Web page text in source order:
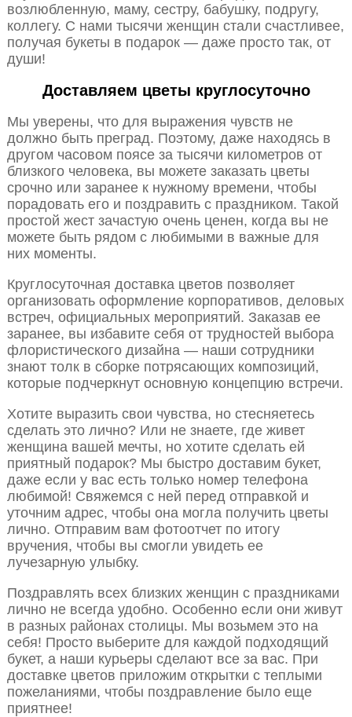
возлюбленную, маму, сестру, бабушку, подругу,
коллегу. С нами тысячи женщин стали счастливее,
получая букеты в подарок — даже просто так, от
души!
Доставляем цветы круглосуточно
Мы уверены, что для выражения чувств не
должно быть преград. Поэтому, даже находясь в
другом часовом поясе за тысячи километров от
близкого человека, вы можете заказать цветы
срочно или заранее к нужному времени, чтобы
порадовать его и поздравить с праздником. Такой
простой жест зачастую очень ценен, когда вы не
можете быть рядом с любимыми в важные для
них моменты.
Круглосуточная доставка цветов позволяет
организовать оформление корпоративов, деловых
встреч, официальных мероприятий. Заказав ее
заранее, вы избавите себя от трудностей выбора
флористического дизайна — наши сотрудники
знают толк в сборке потрясающих композиций,
которые подчеркнут основную концепцию встречи.
Хотите выразить свои чувства, но стесняетесь
сделать это лично? Или не знаете, где живет
женщина вашей мечты, но хотите сделать ей
приятный подарок? Мы быстро доставим букет,
даже если у вас есть только номер телефона
любимой! Свяжемся с ней перед отправкой и
уточним адрес, чтобы она могла получить цветы
лично. Отправим вам фотоотчет по итогу
вручения, чтобы вы смогли увидеть ее
лучезарную улыбку.
Поздравлять всех близких женщин с праздниками
лично не всегда удобно. Особенно если они живут
в разных районах столицы. Мы возьмем это на
себя! Просто выберите для каждой подходящий
букет, а наши курьеры сделают все за вас. При
доставке цветов приложим открытки с теплыми
пожеланиями, чтобы поздравление было еще
приятнее!